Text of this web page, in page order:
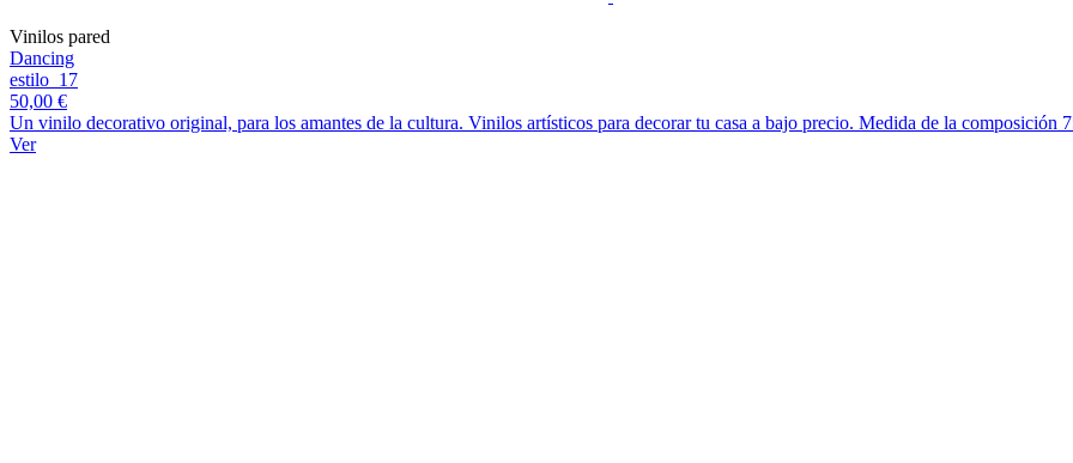
Vinilos pared
Dancing
estilo_17
50,00 €
Un vinilo decorativo original, para los amantes de la cultura. Vinilos artísticos para decorar tu casa a bajo precio. Medida de la composición
Ver